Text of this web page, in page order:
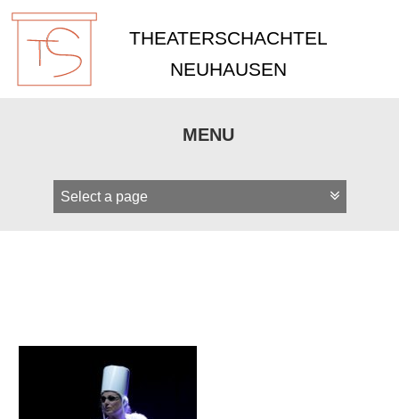
THEATERSCHACHTEL
NEUHAUSEN
MENU
Inhalt